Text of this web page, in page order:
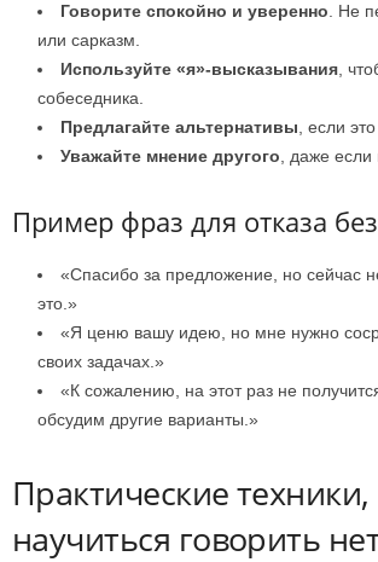
Говорите спокойно и уверенно . Не
или сарказм.
Используйте «я»-высказывания ,
собеседника.
Предлагайте альтернативы , если
Уважайте мнение другого , даже если
Пример фраз для отказа
«Спасибо за предложение, но сейчас
это.»
«Я ценю вашу идею, но мне нужно
своих задачах.»
«К сожалению, на этот раз не
обсудим другие варианты.»
Практические
научиться говорить